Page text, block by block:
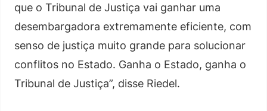
que o Tribunal de Justiça vai ganhar uma
desembargadora extremamente eficiente, com
senso de justiça muito grande para solucionar
conflitos no Estado. Ganha o Estado, ganha o
Tribunal de Justiça”, disse Riedel.